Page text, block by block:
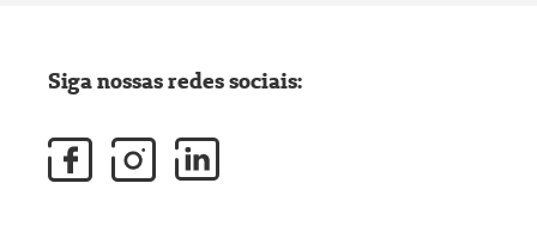
Siga nossas redes sociais: